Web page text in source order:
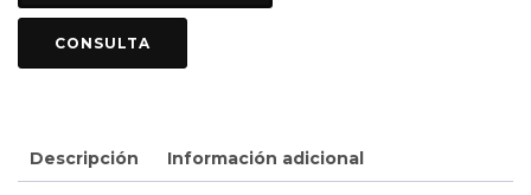
Descripción Información adicional